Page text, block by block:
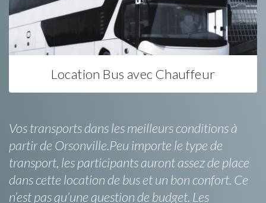
Location Bus avec Chauffeur
Vos transports dans les meilleurs conditions à
partir de Orsonville.Peu importe le type de
transport, les participants auront assez de place
dans cette location de bus et un bon confort. Ce
n’est pas qu’une question de budget. Les